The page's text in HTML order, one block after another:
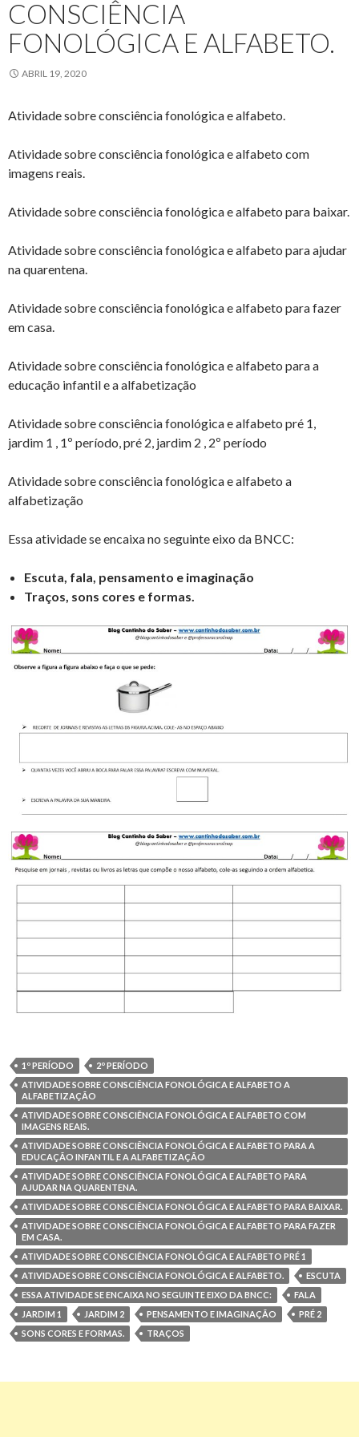
CONSCIÊNCIA
FONOLÓGICA E ALFABETO.
ABRIL 19, 2020
Atividade sobre consciência fonológica e alfabeto.
Atividade sobre consciência fonológica e alfabeto com
imagens reais.
Atividade sobre consciência fonológica e alfabeto para baixar.
Atividade sobre consciência fonológica e alfabeto para ajudar
na quarentena.
Atividade sobre consciência fonológica e alfabeto para fazer
em casa.
Atividade sobre consciência fonológica e alfabeto para a
educação infantil e a alfabetização
Atividade sobre consciência fonológica e alfabeto pré 1,
jardim 1 , 1º período, pré 2, jardim 2 , 2º período
Atividade sobre consciência fonológica e alfabeto a
alfabetização
Essa atividade se encaixa no seguinte eixo da BNCC:
Escuta, fala, pensamento e imaginação
Traços, sons cores e formas.
1º PERÍODO
2º PERÍODO
ATIVIDADE SOBRE CONSCIÊNCIA FONOLÓGICA E ALFABETO A
ALFABETIZAÇÃO
ATIVIDADE SOBRE CONSCIÊNCIA FONOLÓGICA E ALFABETO COM
IMAGENS REAIS.
ATIVIDADE SOBRE CONSCIÊNCIA FONOLÓGICA E ALFABETO PARA A
EDUCAÇÃO INFANTIL E A ALFABETIZAÇÃO
ATIVIDADE SOBRE CONSCIÊNCIA FONOLÓGICA E ALFABETO PARA
AJUDAR NA QUARENTENA.
ATIVIDADE SOBRE CONSCIÊNCIA FONOLÓGICA E ALFABETO PARA BAIXAR.
ATIVIDADE SOBRE CONSCIÊNCIA FONOLÓGICA E ALFABETO PARA FAZER
EM CASA.
ATIVIDADE SOBRE CONSCIÊNCIA FONOLÓGICA E ALFABETO PRÉ 1
ATIVIDADE SOBRE CONSCIÊNCIA FONOLÓGICA E ALFABETO.
ESCUTA
ESSA ATIVIDADE SE ENCAIXA NO SEGUINTE EIXO DA BNCC:
FALA
JARDIM 1
JARDIM 2 PENSAMENTO E IMAGINAÇÃO
PRÉ 2
SONS CORES E FORMAS.
TRAÇOS